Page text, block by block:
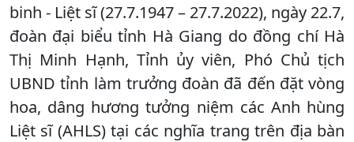
binh - Liệt sĩ (27.7.1947 – 27.7.2022), ngày 22.7,
đoàn đại biểu tỉnh Hà Giang do đồng chí Hà
Thị Minh Hạnh, Tỉnh ủy viên, Phó Chủ tịch
UBND tỉnh làm trưởng đoàn đã đến đặt vòng
hoa, dâng hương tưởng niệm các Anh hùng
Liệt sĩ (AHLS) tại các nghĩa trang trên địa bàn